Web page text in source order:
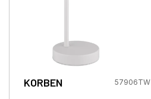
KORBEN 57906TW